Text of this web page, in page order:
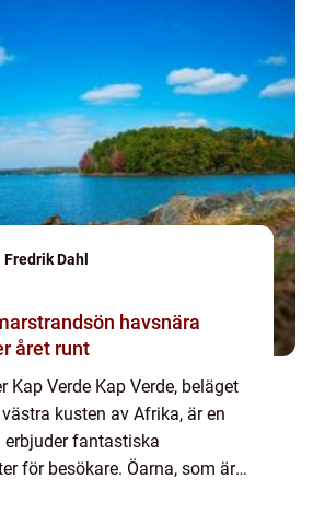
Fredrik Dahl
havsnära
året runt
Kap Verde Kap Verde, beläget
kusten av Afrika, är en
erbjuder fantastiska
för besökare. Öarna, som är